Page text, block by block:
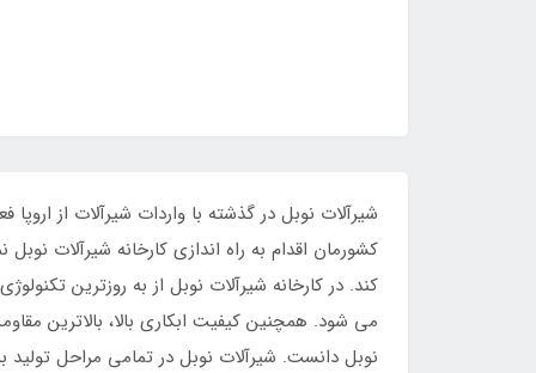
کند. در کارخانه شیرآلات نوبل از به روزترین
می شود. همچنین کیفیت ابکاری بالا، بالاترین
نوبل دانست. شیرآلات نوبل در تمامی مراحل